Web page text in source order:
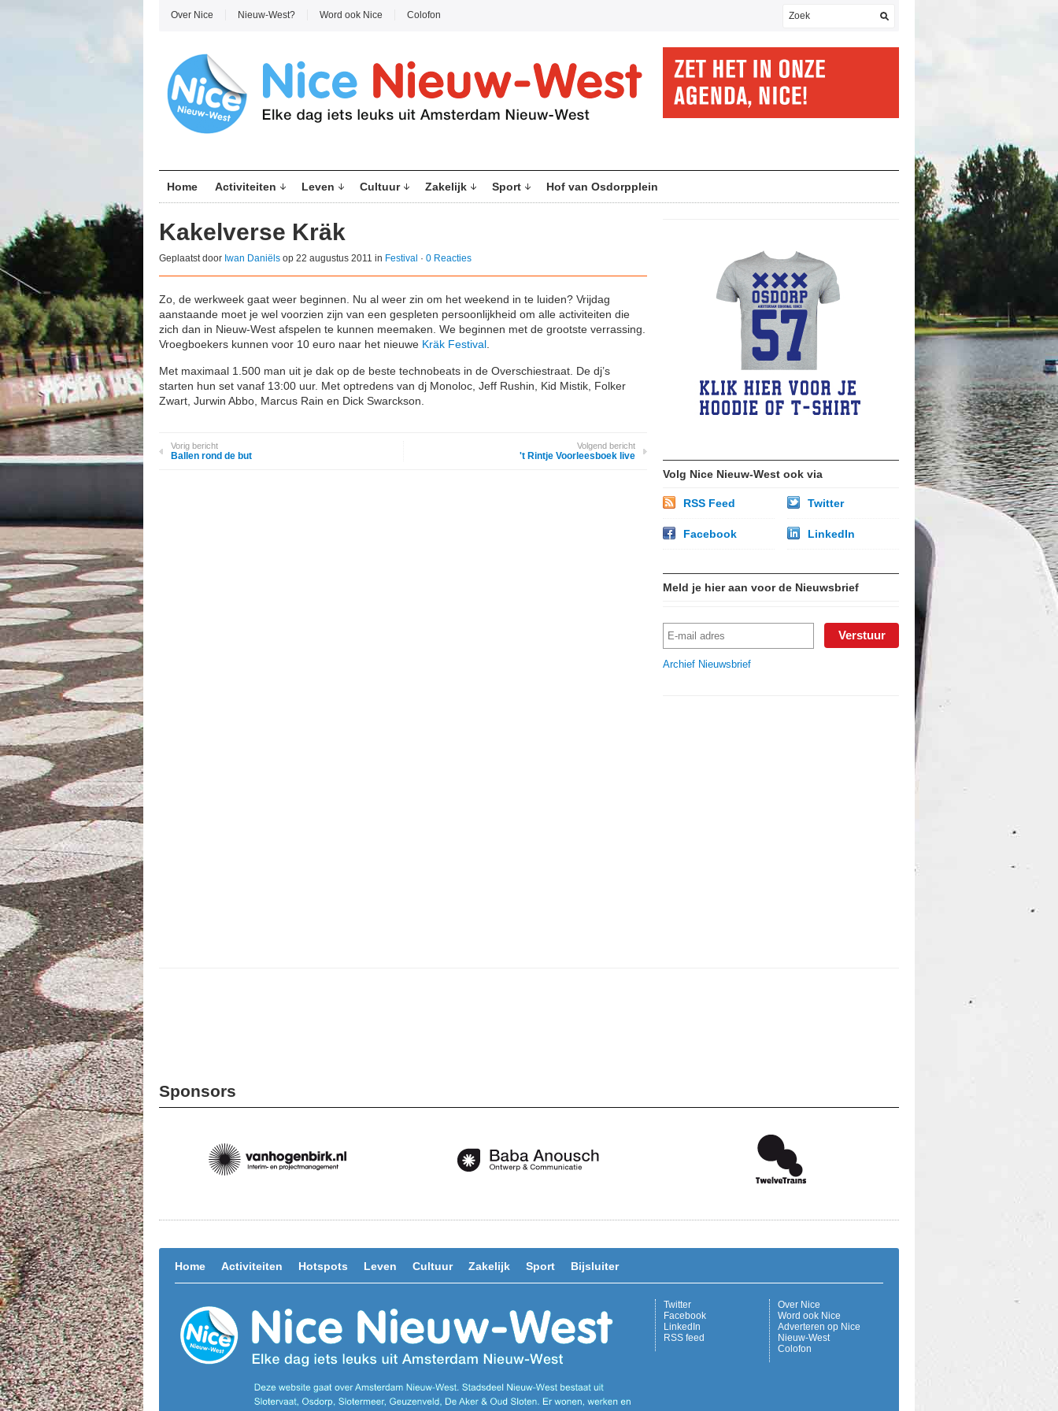
Over Nice Nieuw-West? Word ook Nice Colofon
Home Activiteiten Leven Cultuur Zakelijk Sport Hof van Osdorpplein
Kakelverse Kräk
Geplaatst door Iwan Daniëls op 22 augustus 2011 in Festival · 0 Reacties
Zo, de werkweek gaat weer beginnen. Nu al weer zin om het weekend in te luiden? Vrijdag
aanstaande moet je wel voorzien zijn van een gespleten persoonlijkheid om alle activiteiten die
zich dan in Nieuw-West afspelen te kunnen meemaken. We beginnen met de grootste verrassing.
Vroegboekers kunnen voor 10 euro naar het nieuwe Kräk Festival
Met maximaal 1.500 man uit je dak op de beste technobeats in de Overschiestraat. De dj’s
starten hun set vanaf 13:00 uur. Met optredens van dj Monoloc, Jeff Rushin, Kid Mistik, Folker
Zwart, Jurwin Abbo, Marcus Rain en Dick Swarckson.
Vorig bericht
Ballen rond de but
Volgend bericht
't Rintje Voorleesboek live
Volg Nice Nieuw-West ook via
RSS Feed Twitter
Facebook LinkedIn
Meld je hier aan voor de Nieuwsbrief
Archief Nieuwsbrief
Sponsors
Home Activiteiten Hotspots Leven Cultuur Zakelijk Sport Bijsluiter
Over Nice
Word ook Nice
Adverteren op Nice
Nieuw-West
Colofon
Twitter
Facebook
LinkedIn
RSS feed